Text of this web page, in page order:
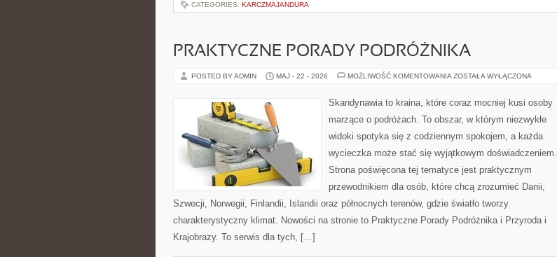
CATEGORIES: KARCZMAJANDURA
PRAKTYCZNE PORADY PODRÓŻNIKA
POSTED BY ADMIN MAJ - 22 - 2026 MOŻLIWOŚĆ KOMENTOWANIA PRAKTYCZNE
ZOSTAŁA WYŁĄCZONA
Skandynawia to kraina, które coraz mocniej kusi osoby
marzące o podróżach. To obszar, w którym niezwykłe
widoki spotyka się z codziennym spokojem, a każda
wycieczka może stać się wyjątkowym doświadczeniem.
Strona poświęcona tej tematyce jest praktycznym
przewodnikiem dla osób, które chcą zrozumieć Danii,
Szwecji, Norwegii, Finlandii, Islandii oraz północnych terenów, gdzie światło tworzy
charakterystyczny klimat. Nowości na stronie to Praktyczne Porady Podróżnika i Przyroda i
Krajobrazy. To serwis dla tych, […]